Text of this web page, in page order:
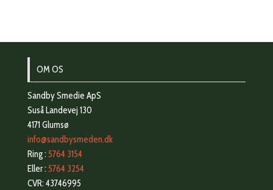
OM OS
Sandby Smedie ApS
Suså Landevej 130
4171 Glumsø
info@sandbysmeden.dk
Ring : 5764 3154
Eller : 5764 3254
CVR: 43746995